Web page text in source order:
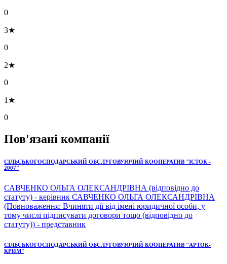
0
3★
0
2★
0
1★
0
Пов'язані компанії
СІЛЬСЬКОГОСПОДАРСЬКИЙ ОБСЛУГОВУЮЧИЙ КООПЕРАТИВ "ІСТОК -
2007"
САВЧЕНКО ОЛЬГА ОЛЕКСАНДРІВНА (відповідно до
статуту) - керівник САВЧЕНКО ОЛЬГА ОЛЕКСАНДРІВНА
(Повноваження: Вчиняти дії від імені юридичної особи, у
тому числі підписувати договори тощо (відповідно до
статуту)) - представник
СІЛЬСЬКОГОСПОДАРСЬКИЙ ОБСЛУГОВУЮЧИЙ КООПЕРАТИВ "АРТОК-
КРИМ"